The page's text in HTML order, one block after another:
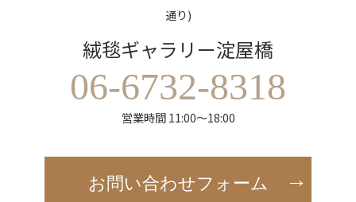
通り)
絨毯ギャラリー淀屋橋
06-6732-8318
営業時間 11:00～18:00
お問い合わせフォーム